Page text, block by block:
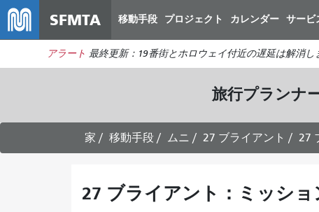
SFMTA 移動手段 プロジェクト カレンダー サービ
アラート 最終更新：19番街とホロウェイ付近の遅延は解消
旅行プランナ
家 移動手段 ムニ 27 ブライアント 27
27 ブライアント：ミッシ